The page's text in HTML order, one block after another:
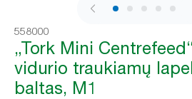
1 / 7
558000
„Tork Mini
vidurio traukiamų
baltas, M1